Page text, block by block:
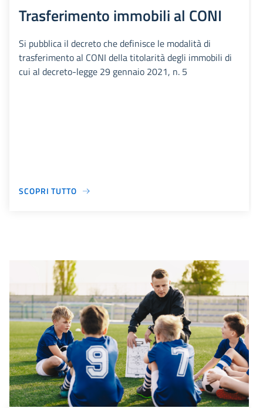
Trasferimento immobili al CONI
Si pubblica il decreto che definisce le modalità di
trasferimento al CONI della titolarità degli immobili di
cui al decreto-legge 29 gennaio 2021, n. 5
SCOPRI TUTTO